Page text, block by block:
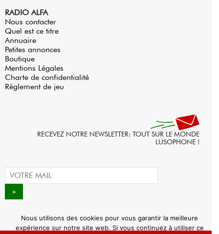
RADIO ALFA
Nous contacter
Quel est ce titre
Annuaire
Petites annonces
Boutique
Mentions Légales
Charte de confidentialité
Règlement de jeu
RECEVEZ NOTRE NEWSLETTER: TOUT SUR LE MONDE
LUSOPHONE !
Nous utilisons des cookies pour vous garantir la meilleure
expérience sur notre site web. Si vous continuez à utiliser ce